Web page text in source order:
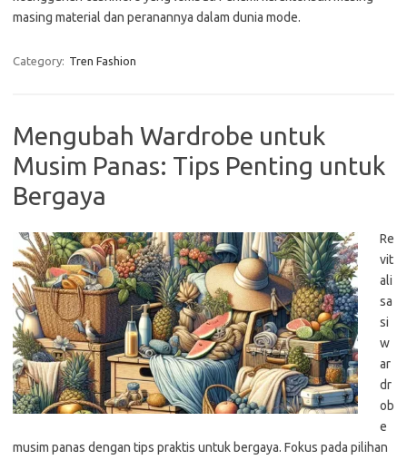
masing material dan peranannya dalam dunia mode.
Category: Tren Fashion
Mengubah Wardrobe untuk
Musim Panas: Tips Penting untuk
Bergaya
Re
vit
ali
sa
si
w
ar
dr
ob
e
musim panas dengan tips praktis untuk bergaya. Fokus pada pilihan